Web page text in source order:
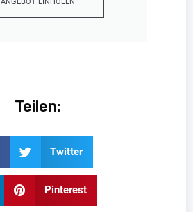
Teilen:
Twitter
Pinterest